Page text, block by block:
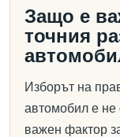
Защо е
точния
Изборът на
автомобил е не
важен фактор